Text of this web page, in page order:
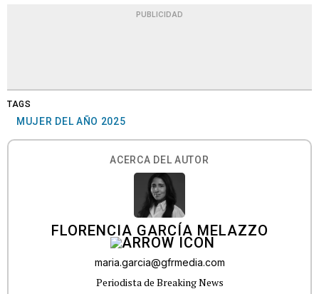
PUBLICIDAD
TAGS
MUJER DEL AÑO 2025
ACERCA DEL AUTOR
FLORENCIA GARCÍA MELAZZO
maria.garcia@gfrmedia.com
Periodista de Breaking News